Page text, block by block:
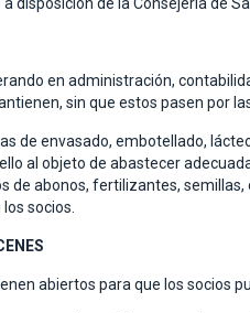
en administración,
sin que estos pasen por
de envasado, embotellado,
al objeto de abastecer
de abonos, fertilizantes,
socios.
abiertos para que los socios